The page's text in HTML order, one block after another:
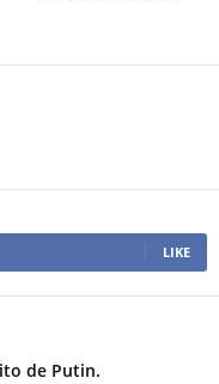
LIKE
de Putin.